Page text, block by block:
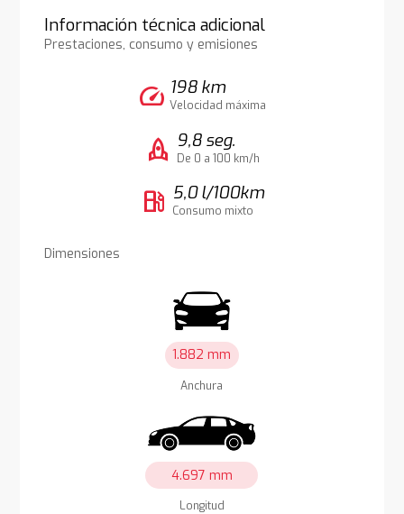
Información técnica adicional
Prestaciones, consumo y emisiones
speed 198 km
Velocidad máxima
rocket 9,8 seg.
De 0 a 100 km/h
local_gas_station 5,0 l/100km
Consumo mixto
Dimensiones
1.882 mm
Anchura
4.697 mm
Longitud